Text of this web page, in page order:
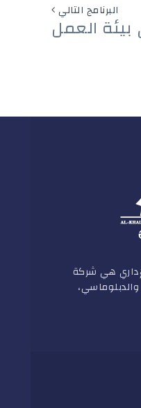
البرنامج التالي
العمل
هي شركة